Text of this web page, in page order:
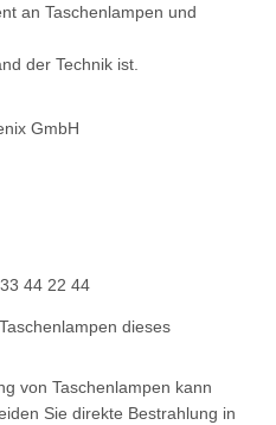
an Taschenlampen und
der Technik ist.
GmbH
44 22 44
dieses
von Taschenlampen kann
Sie direkte Bestrahlung in